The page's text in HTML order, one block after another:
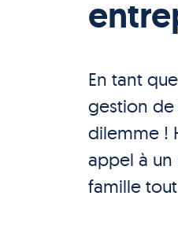
En tant
gestion de
dilemme !
appel à
famille